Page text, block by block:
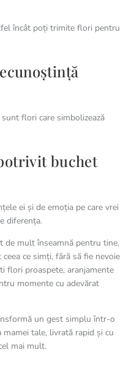
încât poți trimite flori pentru
flori care simbolizează
buchet
ei și de emoția pe care vrei
diferența.
de mult înseamnă pentru tine,
ce simți, fără să fie nevoie
flori proaspete, aranjamente
momente cu adevărat
un gest simplu într-o
tale, livrată rapid și cu
mai mult.